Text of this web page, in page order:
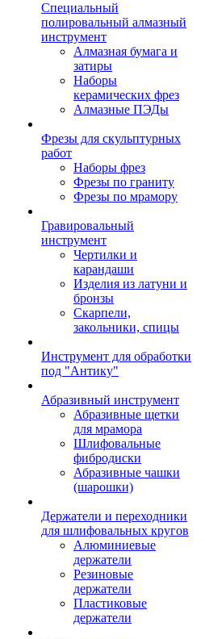
Специальный
полировальный алмазный
инструмент
Алмазная бумага и
затиры
Наборы
керамических фрез
Алмазные ПЭДы
Фрезы для скульптурных
работ
Наборы фрез
Фрезы по граниту
Фрезы по мрамору
Гравировальный
инструмент
Чертилки и
карандаши
Изделия из латуни и
бронзы
Скарпели,
закольники, спицы
Инструмент для обработки
под "Антику"
Абразивный инструмент
Абразивные щетки
для мрамора
Шлифовальные
фибродиски
Абразивные чашки
(шарошки)
Держатели и переходники
для шлифовальных кругов
Алюминиевые
держатели
Резиновые
держатели
Пластиковые
держатели